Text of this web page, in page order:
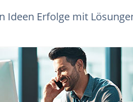
Ideen Erfolge mit